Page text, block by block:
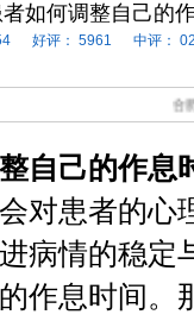
如何调整自己的
好评： 5961 中评：
合肥华研
自己的作息
对患者的心
病情的稳定
作息时间。